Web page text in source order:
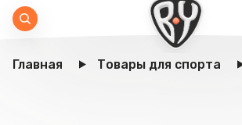
Главная Товары для спорта